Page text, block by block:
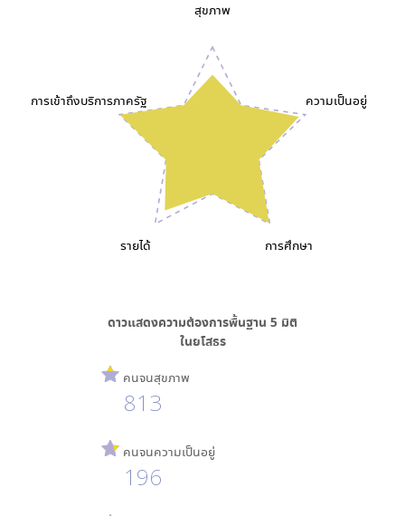
สุขภาพ
ความเป็นอยู่
การศึกษา
รายได้
การเข้าถึงบริการภาครัฐ
ดาวแสดงความต้องการพื้นฐาน 5 มิติ
ในยโสธร
คนจนสุขภาพ
813
คนจนความเป็นอยู่
196